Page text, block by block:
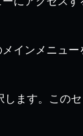
インメニュ
ます。この